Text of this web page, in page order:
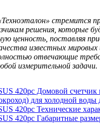
стремится
решения, которые
ценность, поставляя
известных мировых
отвечающие
измерительной задачи.